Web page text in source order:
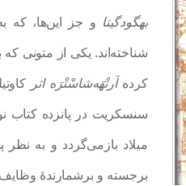
بهگودگیتا و جز این‌ها، که
شناخته‌اند. یکی از متونی
کرده اَرتْهَه‌شاسْتْرَه اثر
میلاد بازمی‌گردد و به
برجسته و برشمارندۀ وظایف